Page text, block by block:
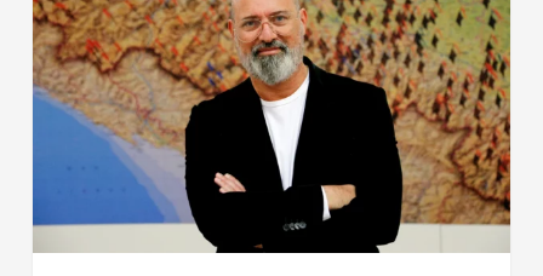
nos
75
ans
d’histoire
Stefano
Bonaccini